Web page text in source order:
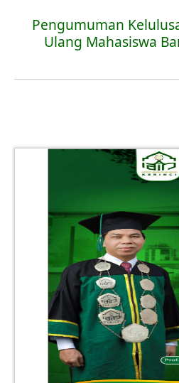
Pengumuman
Ulang Mahasiswa